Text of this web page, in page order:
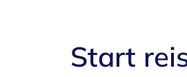
Start